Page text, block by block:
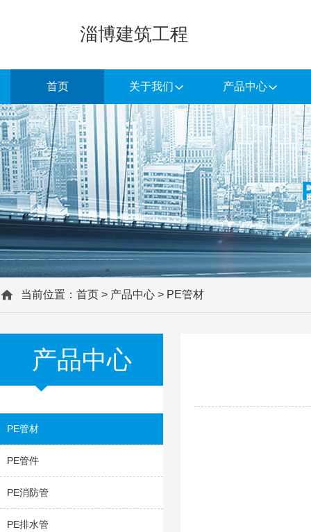
淄博建筑工程
首页 关于我们 产品中心
当前位置： 首页 > 产品中心 > PE管材
产品中心
PE管材
PE管件
PE消防管
PE排水管